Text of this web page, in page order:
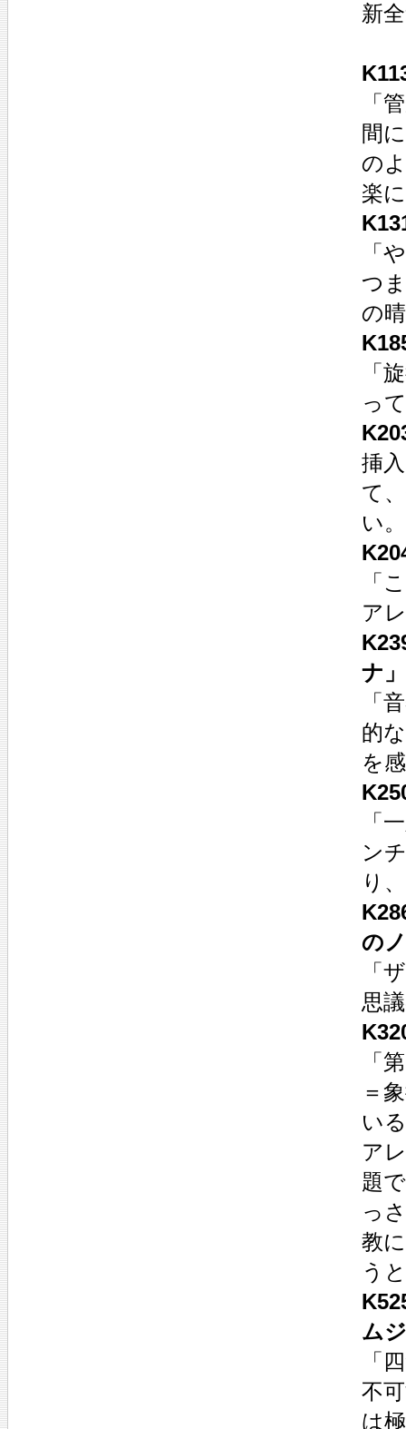
新
「
間
の
楽
「
つ
の
「
っ
挿
て
い。
「
ア
ナ」
「
的
を
「
ン
り
の
「
思
「
＝
い
ア
題
っ
教
う
ム
「
不
は